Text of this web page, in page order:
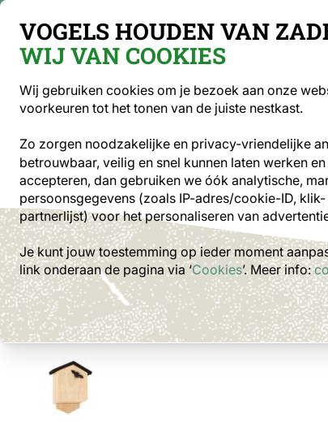
VOGELS HOUDEN VAN
WIJ VAN COOKIES
Wij gebruiken cookies om je bezoek aan onze
voorkeuren tot het tonen van de juiste nestkast.
Zo zorgen noodzakelijke en privacy-vriendelijke
betrouwbaar, veilig en snel kunnen laten werken
accepteren, dan gebruiken we óók analytische,
persoonsgegevens (zoals IP-adres/cookie-ID,
partnerlijst) voor het personaliseren van
Je kunt jouw toestemming op ieder moment
link onderaan de paginavia ‘Cookies’. Meer info:
Vogelvoer
Tuindieren Vleermuizen Vleermuiskast